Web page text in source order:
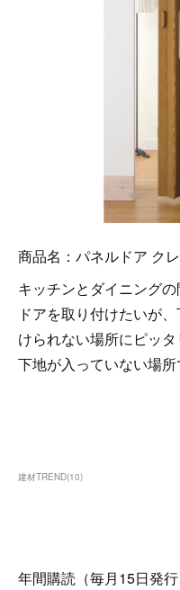
商品名：パネルドア ク
キッチンとダイニングの
ドアを取り付けたいが
けられない場所にピッ
下地が入っていない場所
建材TREND(10)
年間購読（毎月15日発